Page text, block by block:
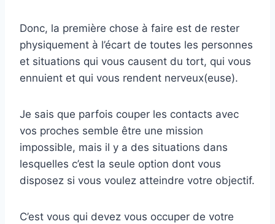
Donc, la première chose à faire est de rester
physiquement à l’écart de toutes les personnes
et situations qui vous causent du tort, qui vous
ennuient et qui vous rendent nerveux(euse).
Je sais que parfois couper les contacts avec
vos proches semble être une mission
impossible, mais il y a des situations dans
lesquelles c’est la seule option dont vous
disposez si vous voulez atteindre votre objectif.
C’est vous qui devez vous occuper de votre